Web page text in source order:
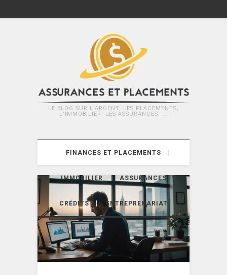
LE BLOG SUR L'ARGENT, LES PLACEMENTS,
L'IMMOBILIER, LES ASSURANCES, ...
FINANCES ET PLACEMENTS
IMMOBILIER ASSURANCES
CRÉDITS ENTREPRENARIAT